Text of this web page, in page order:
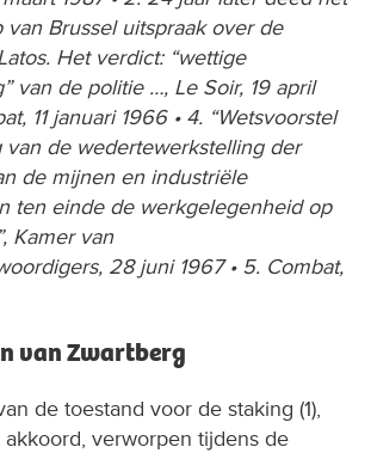
Brussel uitspraak over de
Het verdict: “wettige
van de politie …, Le Soir, 19 april
11 januari 1966 • 4. “Wetsvoorstel
van de wedertewerkstelling der
de mijnen en industriële
ten einde de werkgelegenheid op
Kamer van
28 juni 1967 • 5. Combat,
van Zwartberg
de toestand voor de staking (1),
verworpen tijdens de